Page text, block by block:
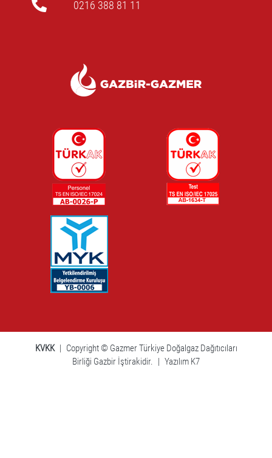
0216 388 81 11
KVKK | Copyright © Gazmer Türkiye Doğalgaz Dağıtıcıları
Birliği Gazbir İştirakidir. | Yazılım K7